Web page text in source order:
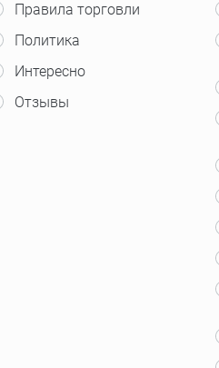
Правила торговли
Политика
Интересно
Отзывы